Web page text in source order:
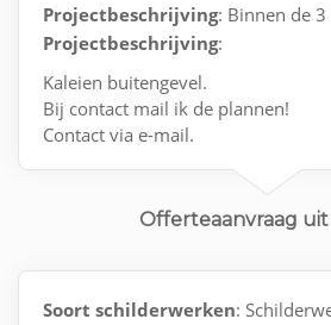
Projectbeschrijving: Binnen de
Projectbeschrijving:
Kaleien buitengevel.
Bij contact mail ik de plannen!
Contact via e-mail.
Offerteaanvraag uit
Soort schilderwerken: